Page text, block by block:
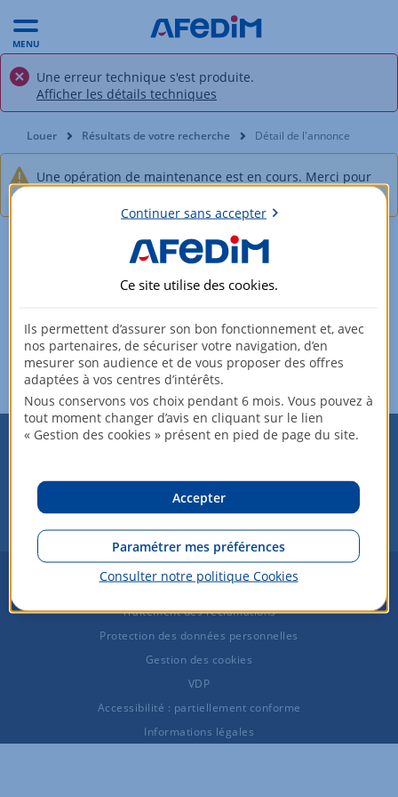
MENU
Une erreur technique s'est produite.
Afficher les détails techniques
Vous êtes ici:
Louer Résultats de votre recherche Détail de l'annonce
Une opération de maintenance est en cours. Merci pour
est une entité de
Plan du site
Tarifs et honoraires
Traitement des réclamations
Protection des données personnelles
Gestion des cookies
VDP
Accessibilité : partiellement conforme
Informations légales
Continuer sans accepter
Ce site utilise des cookies.
Ils permettent d’assurer son bon fonctionnement et, avec
nos partenaires, de sécuriser votre navigation, d’en
mesurer son audience et de vous proposer des offres
adaptées à vos centres d’intérêts.
Nous conservons vos choix pendant 6 mois. Vous pouvez à
tout moment changer d’avis en cliquant sur le lien
« Gestion des cookies » présent en pied de page du site.
Accepter
Paramétrer mes préférences
Consulter notre politique Cookies